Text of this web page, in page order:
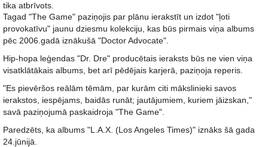
tika atbrīvots.
Tagad "The Game" paziņojis par plānu ierakstīt un izdot "ļoti
provokatīvu" jaunu dziesmu kolekciju, kas būs pirmais viņa albums
pēc 2006.gadā iznākušā "Doctor Advocate".
Hip-hopa leģendas "Dr. Dre" producētais ieraksts būs ne vien viņa
visatklātākais albums, bet arī pēdējais karjerā, paziņoja reperis.
"Es pievēršos reālām tēmām, par kurām citi mākslinieki savos
ierakstos, iespējams, baidās runāt; jautājumiem, kuriem jāizskan,"
savā paziņojumā paskaidroja "The Game".
Paredzēts, ka albums "L.A.X. (Los Angeles Times)" iznāks šā gada
24.jūnijā.